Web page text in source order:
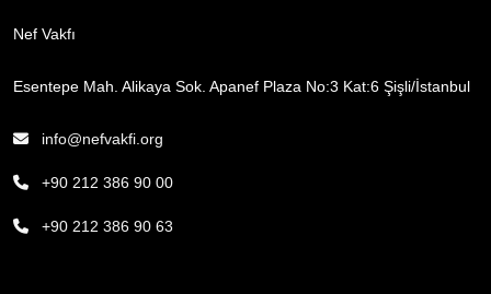
Nef Vakfı
Esentepe Mah. Alikaya Sok. Apanef Plaza No:3 Kat:6 Şişli/İstanbul
info@nefvakfi.org
+90 212 386 90 00
+90 212 386 90 63